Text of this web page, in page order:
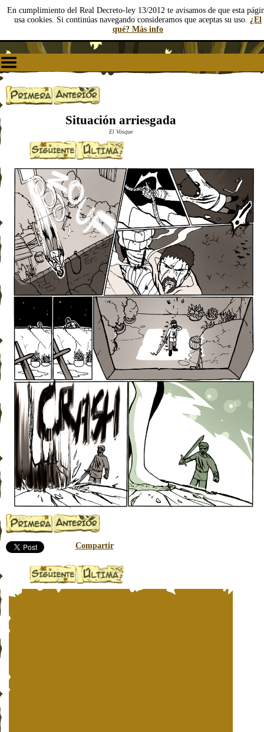
En cumplimiento del Real Decreto-ley 13/2012 te avisamos de que esta
usa cookies. Si continúas navegando consideramos que aceptas su uso. ¿El
qué? Más info
Situación arriesgada
El Vosque
Compartir